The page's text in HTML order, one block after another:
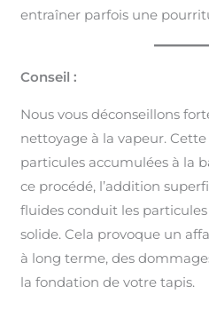
entraîner parfois une
Conseil :
Nous vous déconseillons
nettoyage à la vapeur.
particules accumulées à la
ce procédé, l’addition
fluides conduit les
solide. Cela provoque un
à long terme, des
la fondation de votre tapis.